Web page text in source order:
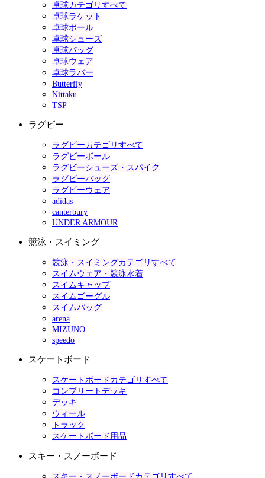
卓球カテゴリすべて
卓球ラケット
卓球ボール
卓球シューズ
卓球バッグ
卓球ウェア
卓球ラバー
Butterfly
Nittaku
TSP
ラグビー
ラグビーカテゴリすべて
ラグビーボール
ラグビーシューズ・スパイク
ラグビーバッグ
ラグビーウェア
adidas
canterbury
UNDER ARMOUR
競泳・スイミング
競泳・スイミングカテゴリすべて
スイムウェア・競泳水着
スイムキャップ
スイムゴーグル
スイムバッグ
arena
MIZUNO
speedo
スケートボード
スケートボードカテゴリすべて
コンプリートデッキ
デッキ
ウィール
トラック
スケートボード用品
スキー・スノーボード